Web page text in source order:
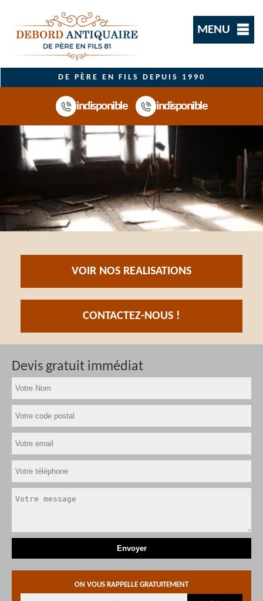
MENU
DE PÈRE EN FILS DEPUIS 1990
indisponible indisponible
VOIR NOS REALISATIONS
CONTACTEZ-NOUS !
Devis gratuit immédiat
ON VOUS RAPPELLE GRATUITEMENT